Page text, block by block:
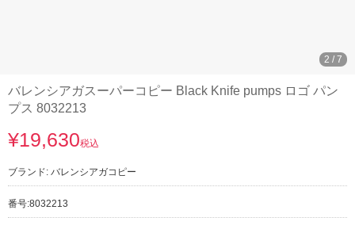
3 / 7
バレンシアガスーパーコピー Black Knife pumps ロゴ パン
プス 8032213
¥19,630税込
ブランド: バレンシアガコピー
番号:8032213